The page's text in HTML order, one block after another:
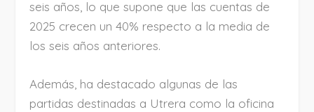
seis años, lo que supone que las cuentas de
2025 crecen un 40% respecto a la media de
los seis años anteriores.
Además, ha destacado algunas de las
partidas destinadas a Utrera como la oficina